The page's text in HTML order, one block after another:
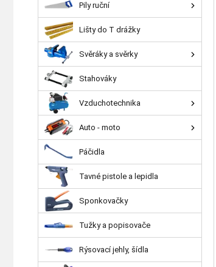
Pily ruční
Lišty do T drážky
Svěráky a svěrky
Stahováky
Vzduchotechnika
Auto - moto
Páčidla
Tavné pistole a lepidla
Sponkovačky
Tužky a popisovače
Rýsovací jehly, šídla